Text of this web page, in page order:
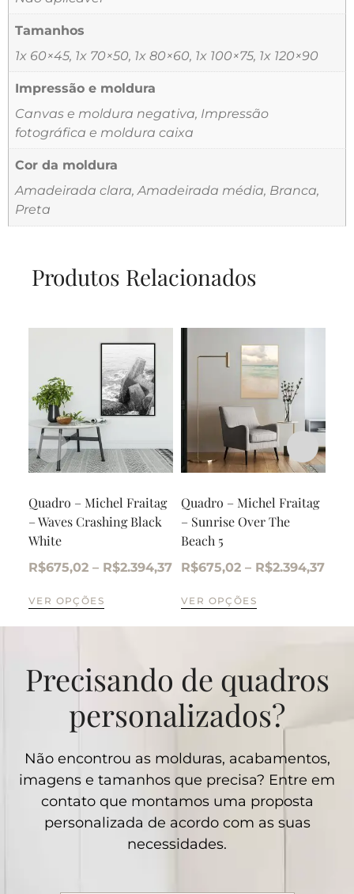
Tamanhos
1x 60×45, 1x 70×50, 1x 80×60, 1x 100×75, 1x 120×90
Impressão e moldura
Canvas e moldura negativa, Impressão
fotográfica e moldura caixa
Cor da moldura
Amadeirada clara, Amadeirada média, Branca,
Preta
Produtos Relacionados
Quadro – Michel Fraitag
– Waves Crashing Black
White
R$675,02 – R$2.394,37
VER OPÇÕES
Quadro – Michel Fraitag
– Sunrise Over The
Beach 5
R$675,02 – R$2.394,37
VER OPÇÕES
Precisando de quadros
personalizados?
Não encontrou as molduras, acabamentos,
imagens e tamanhos que precisa? Entre em
contato que montamos uma proposta
personalizada de acordo com as suas
necessidades.